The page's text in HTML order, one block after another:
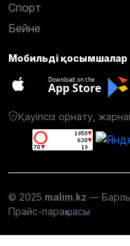
Спорт
Бейне
Мобильді қосымшалар
Download on the
App Store
Қауіпсіз орнату,
© 2025 malim.kz — Барлық
Прайс-парақшасы